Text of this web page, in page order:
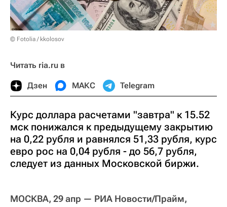
© Fotolia / kkolosov
Читать ria.ru в
Дзен МАКС Telegram
Курс доллара расчетами "завтра" к 15.52
мск понижался к предыдущему закрытию
на 0,22 рубля и равнялся 51,33 рубля, курс
евро рос на 0,04 рубля - до 56,7 рубля,
следует из данных Московской биржи.
МОСКВА, 29 апр — РИА Новости/Прайм,